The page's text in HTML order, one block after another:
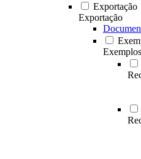
Exportação
Exportação